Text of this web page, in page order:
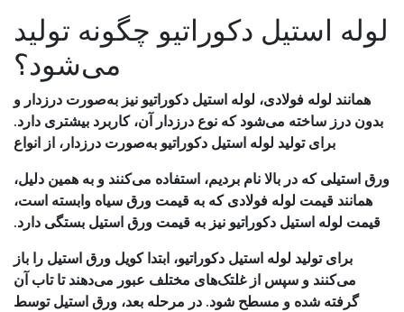
لوله استیل دکوراتیو چگونه تولید
می‌شود؟
همانند لوله فولادی، لوله استیل دکوراتیو نیز به‌صورت درزدار و
بدون درز ساخته می‌شود که نوع درزدار آن، کاربرد بیشتری دارد.
برای تولید لوله استیل دکوراتیو به‌صورت درزدار، از انواع
ورق استیلی که در بالا نام بردیم، استفاده می‌کنند و به همین دلیل،
همانند قیمت لوله فولادی که به قیمت ورق سیاه وابسته است،
قیمت لوله استیل دکوراتیو نیز به قیمت ورق استیل بستگی دارد.
برای تولید لوله استیل دکوراتیو، ابتدا کویل ورق استیل را باز
می‌کنند و سپس از غلتک‌های مختلف عبور می‌دهند تا تاب آن
گرفته شده و مسطح شود. در مرحله بعد، ورق استیل توسط